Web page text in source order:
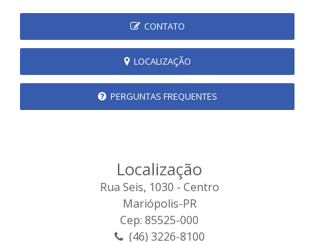
CONTATO
LOCALIZAÇÃO
PERGUNTAS FREQUENTES
Localização
Rua Seis, 1030 - Centro
Mariópolis-PR
Cep: 85525-000
(46) 3226-8100